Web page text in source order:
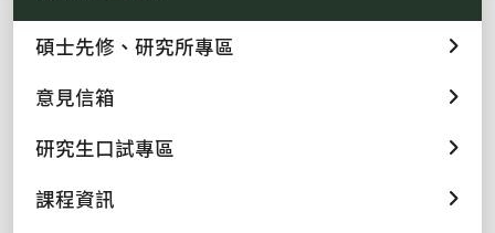
碩士先修、研究所專區
意見信箱
研究生口試專區
課程資訊